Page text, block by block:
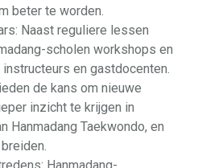
beter te worden.
Naast reguliere lessen
scholen workshops en
en gastdocenten.
de kans om nieuwe
inzicht te krijgen in
Hanmadang Taekwondo, en